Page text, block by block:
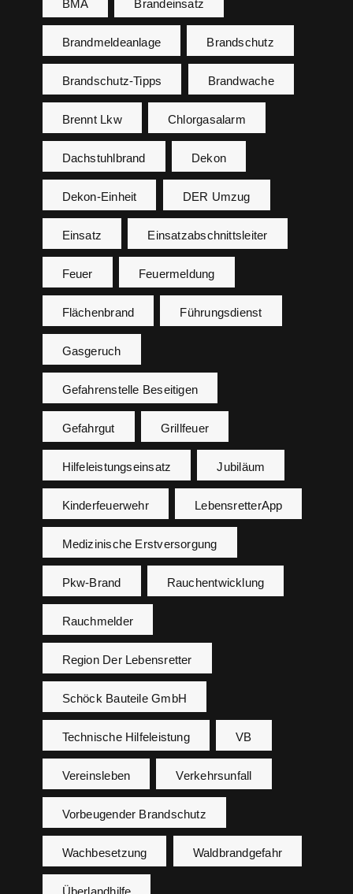
BMA Brandeinsatz
Brandmeldeanlage Brandschutz
Brandschutz-Tipps Brandwache
Brennt Lkw Chlorgasalarm
Dachstuhlbrand Dekon
Dekon-Einheit DER Umzug
Einsatz Einsatzabschnittsleiter
Feuer Feuermeldung
Flächenbrand Führungsdienst
Gasgeruch
Gefahrenstelle Beseitigen
Gefahrgut Grillfeuer
Hilfeleistungseinsatz Jubiläum
Kinderfeuerwehr LebensretterApp
Medizinische Erstversorgung
Pkw-Brand Rauchentwicklung
Rauchmelder
Region Der Lebensretter
Schöck Bauteile GmbH
Technische Hilfeleistung VB
Vereinsleben Verkehrsunfall
Vorbeugender Brandschutz
Wachbesetzung Waldbrandgefahr
Überlandhilfe